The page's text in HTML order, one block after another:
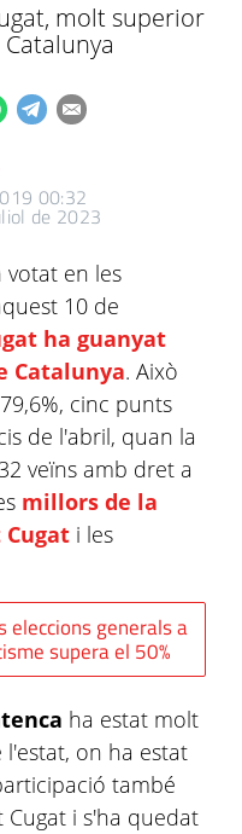
molt superior
00:32
de 2023
en les
10 de
ha guanyat
Catalunya. Això
cinc punts
de l'abril, quan la
veïns amb dret a
millors de la
i les
eleccions generals a
supera el 50%
ha estat molt
on ha estat
també
i s'ha quedat